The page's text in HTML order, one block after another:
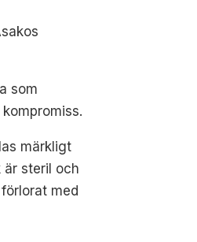
som
märkligt
är steril och
med